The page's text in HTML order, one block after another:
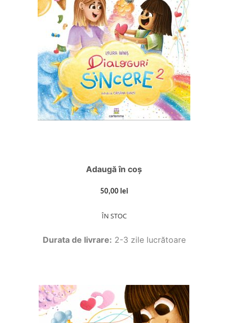
Adaugă în coș
50,00 lei
ÎN STOC
Durata de livrare: 2-3 zile lucrătoare